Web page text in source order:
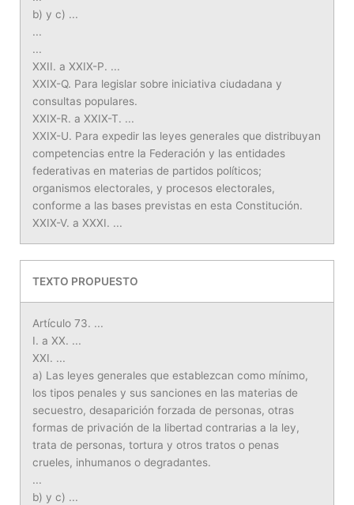
b) y c) ...
...
...
XXII. a XXIX-P. ...
XXIX-Q. Para legislar sobre iniciativa ciudadana y
consultas populares.
XXIX-R. a XXIX-T. ...
XXIX-U. Para expedir las leyes generales que distribuyan
competencias entre la Federación y las entidades
federativas en materias de partidos políticos;
organismos electorales, y procesos electorales,
conforme a las bases previstas en esta Constitución.
XXIX-V. a XXXI. ...
TEXTO PROPUESTO
Artículo 73. ...
I. a XX. ...
XXI. ...
a) Las leyes generales que establezcan como mínimo,
los tipos penales y sus sanciones en las materias de
secuestro, desaparición forzada de personas, otras
formas de privación de la libertad contrarias a la ley,
trata de personas, tortura y otros tratos o penas
crueles, inhumanos o degradantes.
...
b) y c) ...